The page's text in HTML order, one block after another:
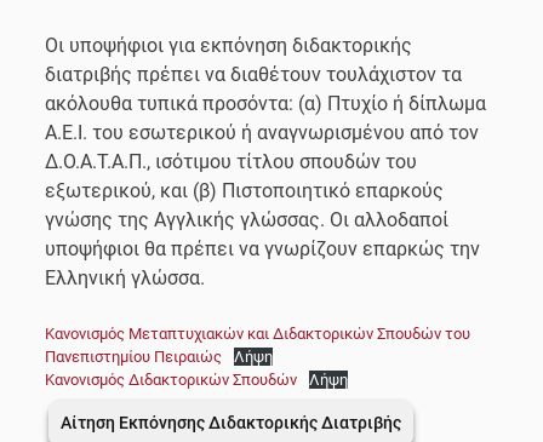
Οι υποψήφιοι για εκπόνηση διδακτορικής
διατριβής πρέπει να διαθέτουν τουλάχιστον τα
ακόλουθα τυπικά προσόντα: (α) Πτυχίο ή δίπλωμα
Α.Ε.Ι. του εσωτερικού ή αναγνωρισμένου από τον
Δ.Ο.Α.Τ.Α.Π., ισότιμου τίτλου σπουδών του
εξωτερικού, και (β) Πιστοποιητικό επαρκούς
γνώσης της Αγγλικής γλώσσας. Οι αλλοδαποί
υποψήφιοι θα πρέπει να γνωρίζουν επαρκώς την
Ελληνική γλώσσα.
Κανονισμός Μεταπτυχιακών και Διδακτορικών Σπουδών του
Πανεπιστημίου Πειραιώς
Λήψη
Κανονισμός Διδακτορικών Σπουδών
Λήψη
Αίτηση Εκπόνησης Διδακτορικής Διατριβής